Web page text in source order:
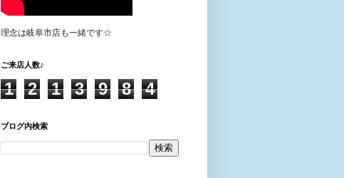
理念は岐阜市店も一緒です☆
ご来店人数♪
1 2 1 3 9 8 4
ブログ内検索